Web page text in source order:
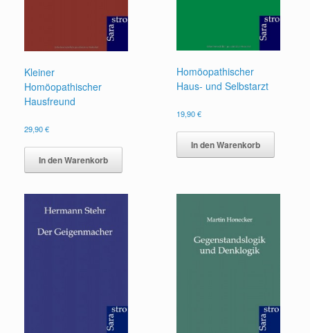
Kleiner
Homöopathischer
Hausfreund
29,90€
In den Warenkorb
Homöopathischer
Haus- und Selbstarzt
19,90€
In den Warenkorb